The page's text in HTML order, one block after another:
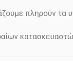
πληρούν